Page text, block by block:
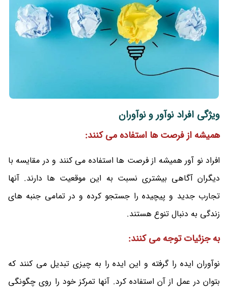
ویژگی افراد نوآور و نوآوران
همیشه از فرصت ها استفاده می کنند:
افراد نو آور همیشه از فرصت ها استفاده می کنند و در مقایسه با
دیگران آگاهی بیشتری نسبت به این موقعیت ها دارند. آنها
تجارب جدید و پیچیده را جستجو کرده و در تمامی جنبه های
زندگی به دنبال تنوع هستند.
به جزئیات توجه می کنند:
نوآوران ایده را گرفته و این ایده را به چیزی تبدیل می کنند که
بتوان در عمل از آن استفاده کرد. آنها تمرکز خود را روی چگونگی